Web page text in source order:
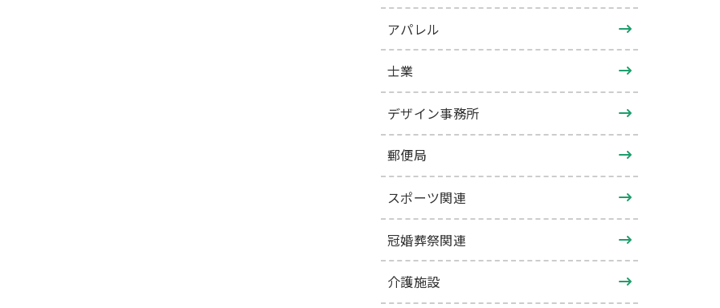
アパレル
士業
デザイン事務所
郵便局
スポーツ関連
冠婚葬祭関連
介護施設